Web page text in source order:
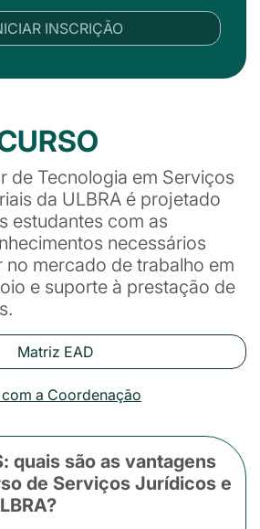
INSCRIÇÃO
de Tecnologia em Serviços
da ULBRA é projetado
estudantes com as
necessários
no mercado de trabalho em
e suporte à prestação de
Matriz EAD
com a Coordenação
quais são as vantagens
de Serviços Jurídicos e